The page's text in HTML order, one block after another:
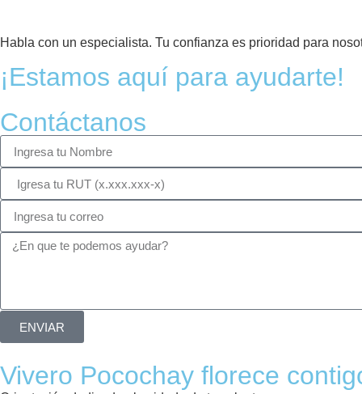
Habla con un especialista. Tu confianza es prioridad para
¡Estamos aquí para ayudarte!
Contáctanos
ENVIAR
Vivero Pocochay florece